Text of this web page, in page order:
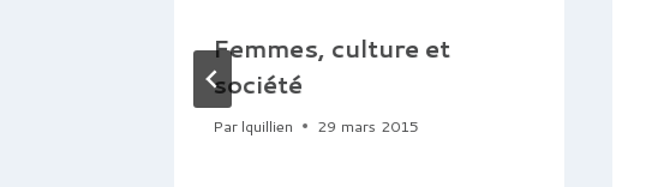
Femmes, culture et
société
Par lquillien 29 mars 2015